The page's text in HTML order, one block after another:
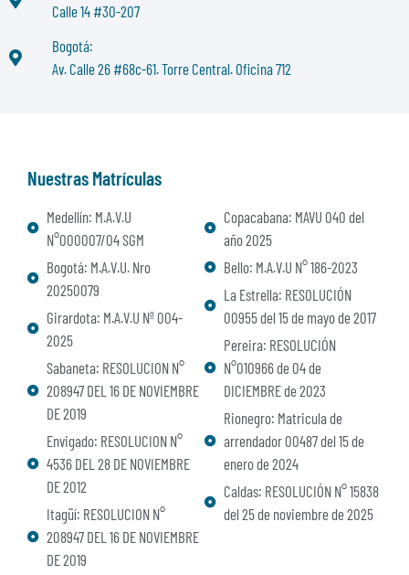
Calle 14 #30-207
Bogotá:
Av. Calle 26 #68c-61. Torre Central. Oficina 712
Nuestras Matrículas
Medellín: M.A.V.U
N°000007/04 SGM
Bogotá: M.A.V.U. Nro
20250079
Girardota: M.A.V.U Nº 004-
2025
Sabaneta: RESOLUCION N°
208947 DEL 16 DE NOVIEMBRE
DE 2019
Envigado: RESOLUCION N°
4536 DEL 28 DE NOVIEMBRE
DE 2012
Itagüí: RESOLUCION N°
208947 DEL 16 DE NOVIEMBRE
DE 2019
Copacabana: MAVU 040 del
año 2025
Bello: M.A.V.U N° 186-2023
La Estrella: RESOLUCIÓN
00955 del 15 de mayo de 2017
Pereira: RESOLUCIÓN
N°010966 de 04 de
DICIEMBRE de 2023
Rionegro: Matricula de
arrendador 00487 del 15 de
enero de 2024
Caldas: RESOLUCIÓN N° 15838
del 25 de noviembre de 2025